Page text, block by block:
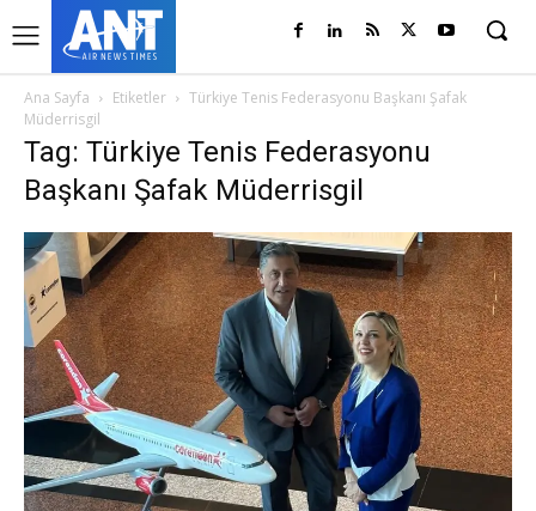
Ana Sayfa Etiketler
Türkiye Tenis Federasyonu Başkanı Şafak
Müderrisgil
Tag: Türkiye Tenis Federasyonu
Başkanı Şafak Müderrisgil